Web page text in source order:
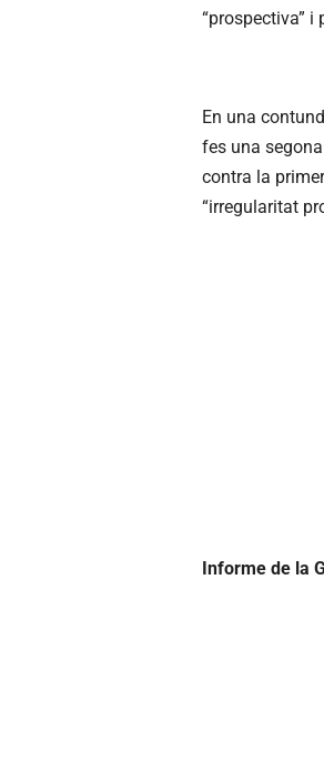
“prospectiva”
En una
fes una
contra la
“irregularitat
Informe de la